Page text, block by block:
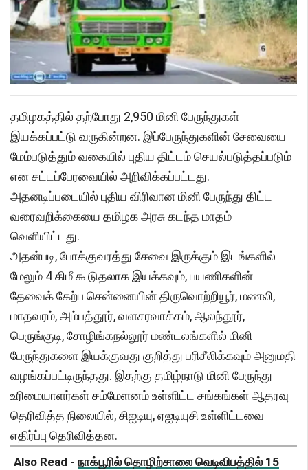
தமிழகத்தில் தற்போது 2,950 மினி பேருந்துகள்
இயக்கப்பட்டு வருகின்றன. இப்பேருந்துகளின் சேவையை
மேம்படுத்தும் வகையில் புதிய திட்டம் செயல்படுத்தப்படும்
என சட்டப்பேரவையில் அறிவிக்கப்பட்டது.
அதனடிப்படையில் புதிய விரிவான மினி பேருந்து திட்ட
வரைவறிக்கையை தமிழக அரசு கடந்த மாதம்
வெளியிட்டது.
அதன்படி, போக்குவரத்து சேவை இருக்கும் இடங்களில்
மேலும் 4 கிமீ கூடுதலாக இயக்கவும், பயணிகளின்
தேவைக் கேற்ப சென்னையின் திருவொற்றியூர், மணலி,
மாதவரம், அம்பத்தூர், வளசரவாக்கம், ஆலந்தூர்,
பெருங்குடி, சோழிங்கநல்லூர் மண்டலங்களில் மினி
பேருந்துகளை இயக்குவது குறித்து பரிசீலிக்கவும் அனுமதி
வழங்கப்பட்டிருந்தது. இதற்கு தமிழ்நாடு மினி பேருந்து
உரிமையாளர்கள் சம்மேளனம் உள்ளிட்ட சங்கங்கள் ஆதரவு
தெரிவித்த நிலையில், சிஐடியு, ஏஐடியுசி உள்ளிட்டவை
எதிர்ப்பு தெரிவித்தன.
Also Read - நாக்பூரில் தொழிற்சாலை வெடிவிபத்தில் 15